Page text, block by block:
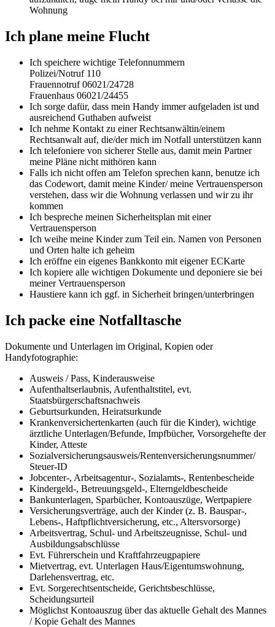
Wohnung
Ich plane meine Flucht
Ich speichere wichtige Telefonnummern
Polizei/Notruf 110
Frauennotruf 06021/24728
Frauenhaus 06021/24455
Ich sorge dafür, dass mein Handy immer aufgeladen ist und
ausreichend Guthaben aufweist
Ich nehme Kontakt zu einer Rechtsanwältin/einem
Rechtsanwalt auf, die/der mich im Notfall unterstützen kann
Ich telefoniere von sicherer Stelle aus, damit mein Partner
meine Pläne nicht mithören kann
Falls ich nicht offen am Telefon sprechen kann, benutze ich
das Codewort, damit meine Kinder/ meine Vertrauensperson
verstehen, dass wir die Wohnung verlassen und wir zu ihr
kommen
Ich bespreche meinen Sicherheitsplan mit einer
Vertrauensperson
Ich weihe meine Kinder zum Teil ein. Namen von Personen
und Orten halte ich geheim
Ich eröffne ein eigenes Bankkonto mit eigener ECKarte
Ich kopiere alle wichtigen Dokumente und deponiere sie bei
meiner Vertrauensperson
Haustiere kann ich ggf. in Sicherheit bringen/unterbringen
Ich packe eine Notfalltasche
Dokumente und Unterlagen im Original, Kopien oder
Handyfotographie:
Ausweis / Pass, Kinderausweise
Aufenthaltserlaubnis, Aufenthaltstitel, evt.
Staatsbürgerschaftsnachweis
Geburtsurkunden, Heiratsurkunde
Krankenversichertenkarten (auch für die Kinder), wichtige
ärztliche Unterlagen/Befunde, Impfbücher, Vorsorgehefte der
Kinder, Atteste
Sozialversicherungsausweis/Rentenversicherungsnummer/
Steuer-ID
Jobcenter-, Arbeitsagentur-, Sozialamts-, Rentenbescheide
Kindergeld-, Betreuungsgeld-, Elterngeldbescheide
Bankunterlagen, Sparbücher, Kontoauszüge, Wertpapiere
Versicherungsverträge, auch der Kinder (z. B. Bauspar-,
Lebens-, Haftpflichtversicherung, etc., Altersvorsorge)
Arbeitsvertrag, Schul- und Arbeitszeugnisse, Schul- und
Ausbildungsabschlüsse
Evt. Führerschein und Kraftfahrzeugpapiere
Mietvertrag, evt. Unterlagen Haus/Eigentumswohnung,
Darlehensvertrag, etc.
Evt. Sorgerechtsentscheide, Gerichtsbeschlüsse,
Scheidungsurteil
Möglichst Kontoauszug über das aktuelle Gehalt des Mannes
/ Kopie Gehalt des Mannes